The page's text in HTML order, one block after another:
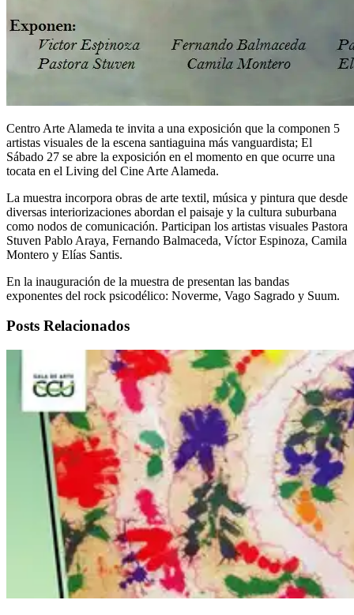
Centro Arte Alameda te invita a una exposición que la componen 5
artistas visuales de la escena santiaguina más vanguardista; El
Sábado 27 se abre la exposición en el momento en que ocurre una
tocata en el Living del Cine Arte Alameda.
La muestra incorpora obras de arte textil, música y pintura que desde
diversas interiorizaciones abordan el paisaje y la cultura suburbana
como nodos de comunicación. Participan los artistas visuales Pastora
Stuven Pablo Araya, Fernando Balmaceda, Víctor Espinoza, Camila
Montero y Elías Santis.
En la inauguración de la muestra de presentan las bandas
exponentes del rock psicodélico: Noverme, Vago Sagrado y Suum.
Posts Relacionados